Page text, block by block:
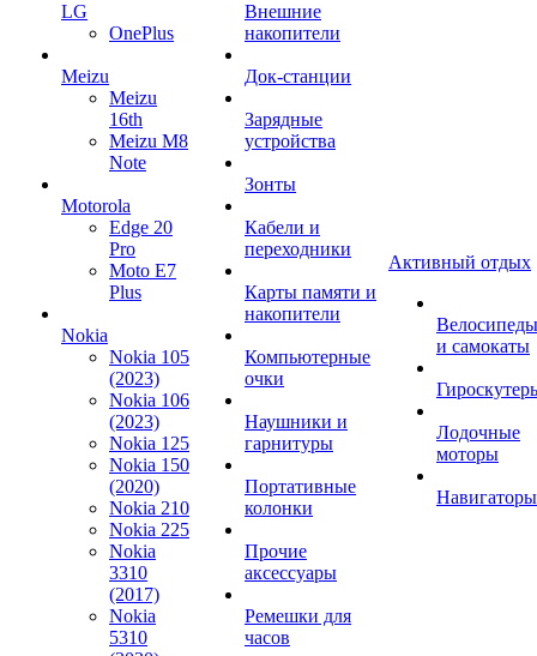
LG
OnePlus
Meizu
Meizu
16th
Meizu M8
Note
Motorola
Edge 20
Pro
Moto E7
Plus
Nokia
Nokia 105
(2023)
Nokia 106
(2023)
Nokia 125
Nokia 150
(2020)
Nokia 210
Nokia 225
Nokia
3310
(2017)
Nokia
5310
Внешние
накопители
Док-станции
Зарядные
устройства
Зонты
Кабели и
переходники
Карты памяти и
накопители
Компьютерные
очки
Наушники и
гарнитуры
Портативные
колонки
Прочие
аксессуары
Ремешки для
часов
Активный отдых
Велосипеды
и самокаты
Лодочные
моторы
Навигаторы